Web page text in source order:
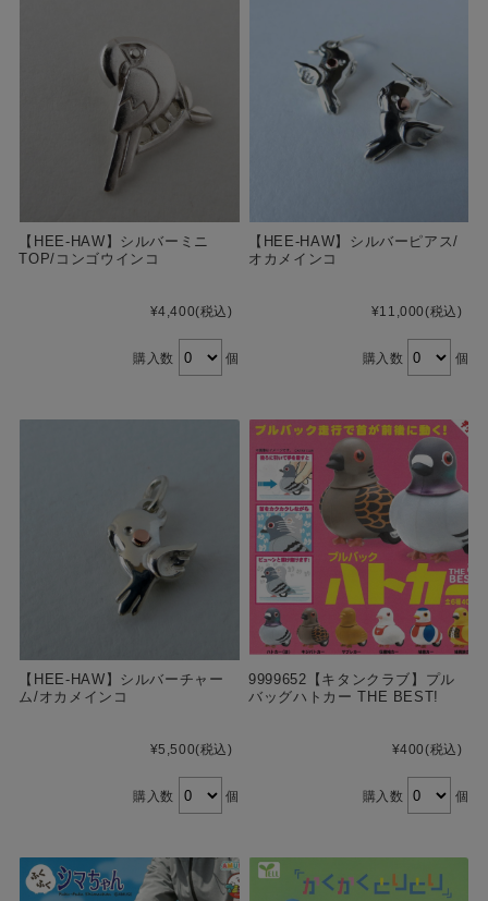
【HEE-HAW】シルバーミニ
TOP/コンゴウインコ
¥4,400(税込)
購入数 個
【HEE-HAW】シルバーピアス/
オカメインコ
¥11,000(税込)
購入数 個
【HEE-HAW】シルバーチャー
ム/オカメインコ
¥5,500(税込)
購入数 個
9999652【キタンクラブ】プル
バッグハトカー THE BEST!
¥400(税込)
購入数 個